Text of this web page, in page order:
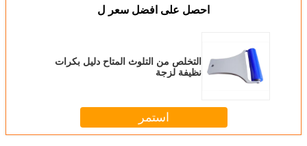
احصل على افضل سعر ل
التخلص من التلوث المتاح دليل بكرات
نظيفة لزجة
استمر